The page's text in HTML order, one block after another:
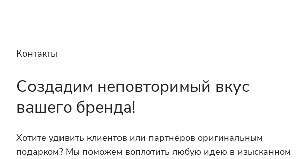
Контакты
Создадим неповторимый вкус
вашего бренда!
Хотите удивить клиентов или партнёров оригинальным
подарком? Мы поможем воплотить любую идею в изысканном